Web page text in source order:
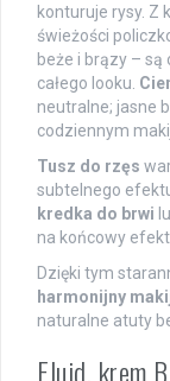
konturuje rysy. Z
świeżości
beże i brązy – są
całego looku.
neutralne; jasne
codziennym
Tusz do rzęs
subtelnego
kredka do brwi
na końcowy
Dzięki tym
harmonijny
naturalne atuty
Fluid, krem